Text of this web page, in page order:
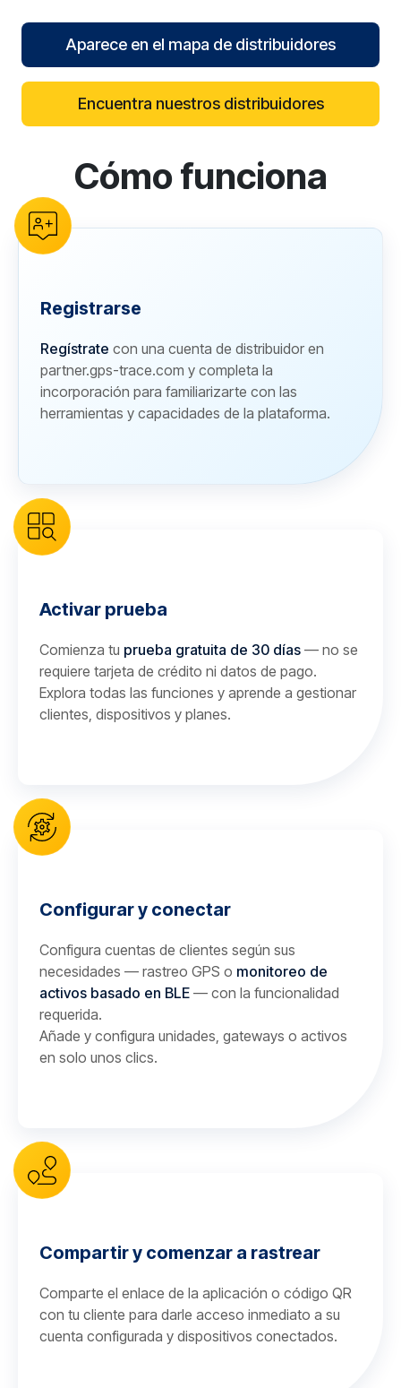
Aparece en el mapa de distribuidores
Encuentra nuestros distribuidores
reCAPTCHA verification
Cómo funciona
Registrarse
Regístrate con una cuenta de distribuidor en
partner.gps-trace.com y completa la
incorporación para familiarizarte con las
herramientas y capacidades de la plataforma.
Activar prueba
Comienza tu prueba gratuita de 30 días — no se
requiere tarjeta de crédito ni datos de pago.
Explora todas las funciones y aprende a gestionar
clientes, dispositivos y planes.
Configurar y conectar
Configura cuentas de clientes según sus
necesidades — rastreo GPS o monitoreo de
activos basado en BLE — con la funcionalidad
requerida.
Añade y configura unidades, gateways o activos
en solo unos clics.
Compartir y comenzar a rastrear
Comparte el enlace de la aplicación o código QR
con tu cliente para darle acceso inmediato a su
cuenta configurada y dispositivos conectados.